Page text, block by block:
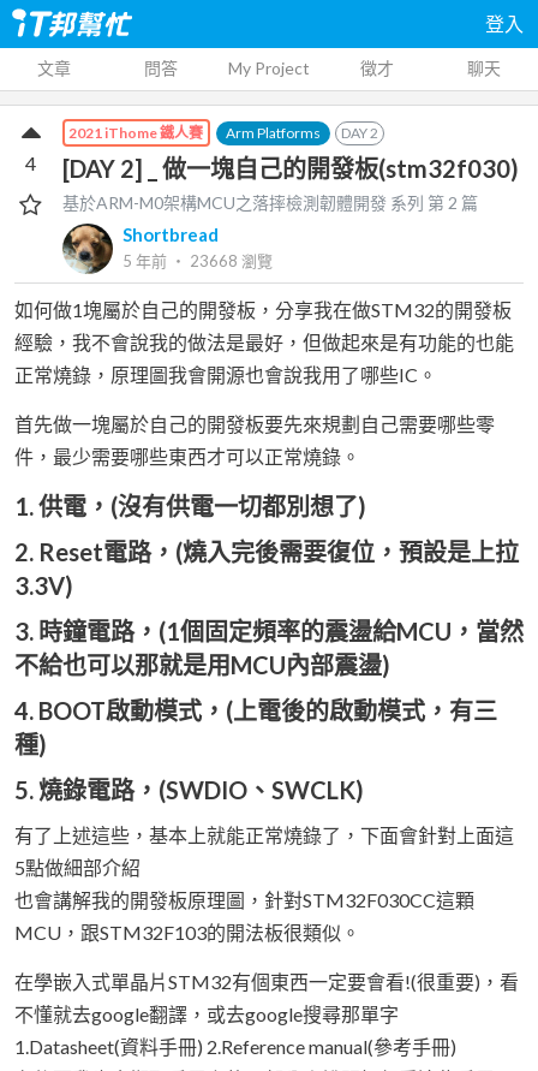
登入
文章 問答 My Project 徵才 聊天
2021 iThome 鐵人賽 Arm Platforms DAY2
[DAY 2] _ 做一塊自己的開發板(stm32f030)
基於ARM-M0架構MCU之落摔檢測韌體開發 系列 第2 篇
Shortbread
5 年前 ‧ 23668 瀏覽
4
如何做1塊屬於自己的開發板，分享我在做STM32的開發板
經驗，我不會說我的做法是最好，但做起來是有功能的也能
正常燒錄，原理圖我會開源也會說我用了哪些IC。
首先做一塊屬於自己的開發板要先來規劃自己需要哪些零
件，最少需要哪些東西才可以正常燒錄。
1. 供電，(沒有供電一切都別想了)
2. Reset電路，(燒入完後需要復位，預設是上拉
3.3V)
3. 時鐘電路，(1個固定頻率的震盪給MCU，當然
不給也可以那就是用MCU內部震盪)
4. BOOT啟動模式，(上電後的啟動模式，有三
種)
5. 燒錄電路，(SWDIO、SWCLK)
有了上述這些，基本上就能正常燒錄了，下面會針對上面這
5點做細部介紹
也會講解我的開發板原理圖，針對STM32F030CC這顆
MCU，跟STM32F103的開法板很類似。
在學嵌入式單晶片STM32有個東西一定要會看!(很重要)，看
不懂就去google翻譯，或去google搜尋那單字
1.Datasheet(資料手冊) 2.Reference manual(參考手冊)